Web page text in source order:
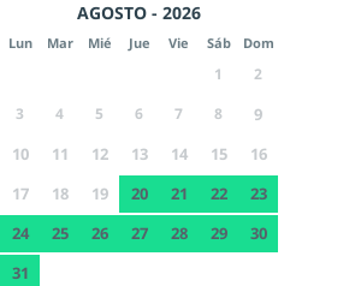
AGOSTO - 2026
Lun Mar Mié Jue Vie Sáb Dom
1
2
3
4 5 6 7 8
9
10
11 12 13 14 15
16
17
18 19 20 21 22
23
24
25 26 27 28 29
30
31